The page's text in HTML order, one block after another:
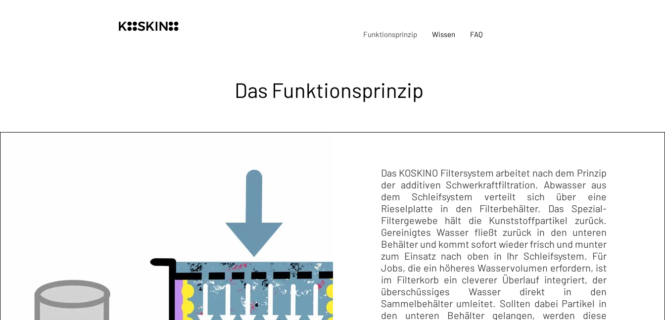
Funktionsprinzip Wissen FAQ
Das Funktionsprinzip
Das KOSKINO Filtersystem arbeitet nach dem Prinzip
der additiven Schwerkraftfiltration. Abwasser aus
dem Schleifsystem verteilt sich über eine
Rieselplatte in den Filterbehälter. Das Spezial-
Filtergewebe hält die Kunststoffpartikel zurück.
Gereinigtes Wasser fließt zurück in den unteren
Behälter und kommt sofort wieder frisch und munter
zum Einsatz nach oben in Ihr Schleifsystem. Für
Jobs, die ein höheres Wasservolumen erfordern, ist
im Filterkorb ein cleverer Überlauf integriert, der
überschüssiges Wasser direkt in den
Sammelbehälter umleitet. Sollten dabei Partikel in
den unteren Behälter gelangen, werden diese